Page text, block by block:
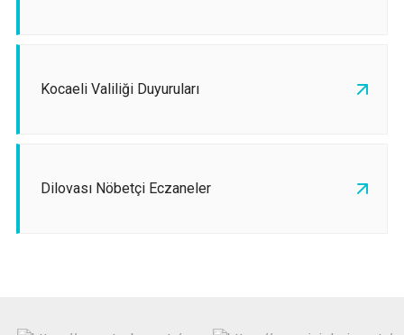
Kocaeli Valiliği Duyuruları
Dilovası Nöbetçi Eczaneler